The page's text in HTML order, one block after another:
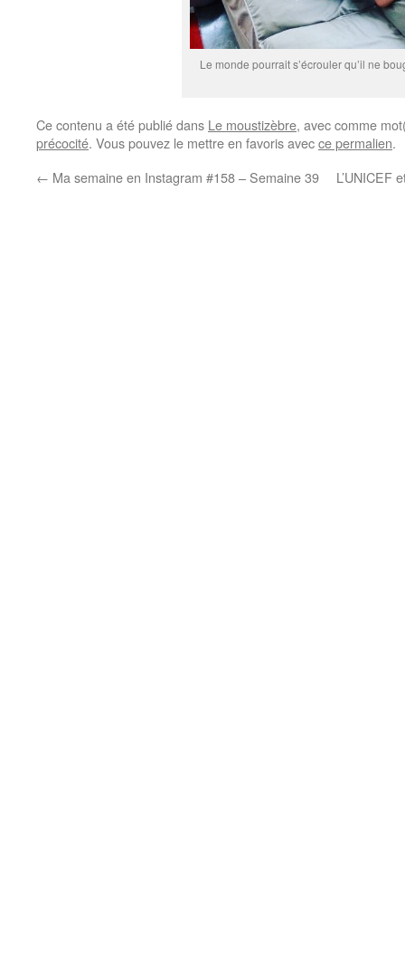
Le monde pourrait s’écrouler qu’il ne
Ce contenu a été publié dans Le moustizèbre, avec comme
précocité. Vous pouvez le mettre en favoris avecce permalien.
← Ma semaine en Instagram #158 – Semaine 39 L’UNICEF